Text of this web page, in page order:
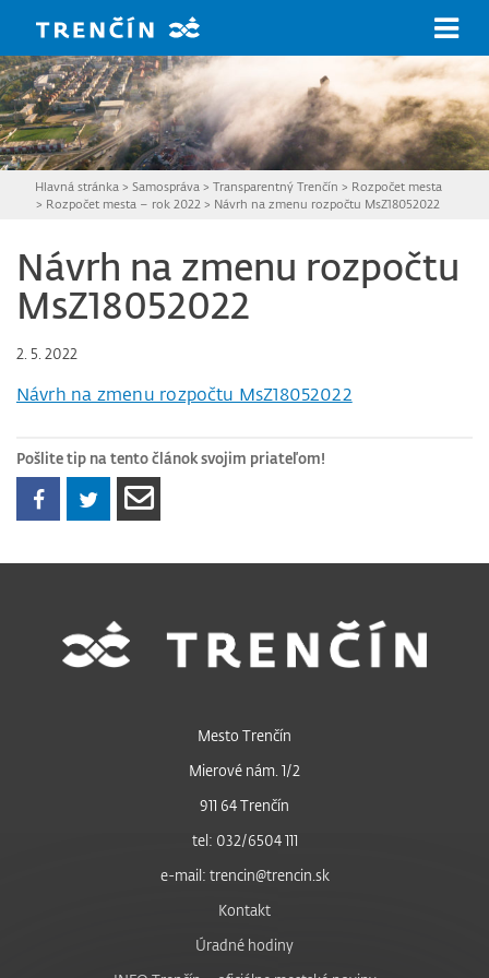
Hlavná stránka > Samospráva > Transparentný Trenčín > Rozpočet mesta
> Rozpočet mesta – rok 2022 > Návrh na zmenu rozpočtu MsZ18052022
Návrh na zmenu rozpočtu
MsZ18052022
2. 5. 2022
Návrh na zmenu rozpočtu MsZ18052022
Pošlite tip na tento článok svojim priateľom!
Mesto Trenčín
Mierové nám. 1/2
911 64 Trenčín
tel: 032/6504 111
e-mail: trencin@trencin.sk
Kontakt
Úradné hodiny